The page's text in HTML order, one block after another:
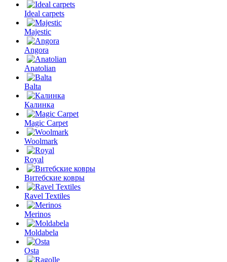
Ideal carpets
Majestic
Angora
Anatolian
Balta
Калинка
Magic Carpet
Woolmark
Royal
Витебские ковры
Ravel Textiles
Merinos
Moldabela
Osta